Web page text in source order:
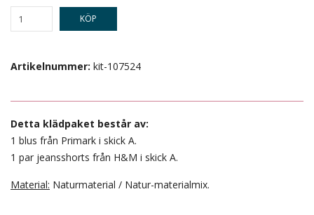
KÖP
Artikelnummer: kit-107524
Detta klädpaket består av:
1 blus från Primark i skick A.
1 par jeansshorts från H&M i skick A.
Material: Naturmaterial / Natur-materialmix.